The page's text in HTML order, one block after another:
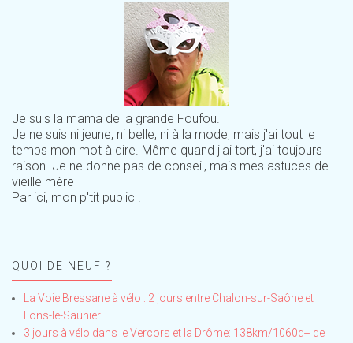
Je suis la mama de la grande Foufou.
Je ne suis ni jeune, ni belle, ni à la mode, mais j'ai tout le
temps mon mot à dire. Même quand j'ai tort, j'ai toujours
raison. Je ne donne pas de conseil, mais mes astuces de
vieille mère
Par ici, mon p'tit public !
QUOI DE NEUF ?
La Voie Bressane à vélo : 2 jours entre Chalon-sur-Saône et
Lons-le-Saunier
3 jours à vélo dans le Vercors et la Drôme: 138km/1060d+ de